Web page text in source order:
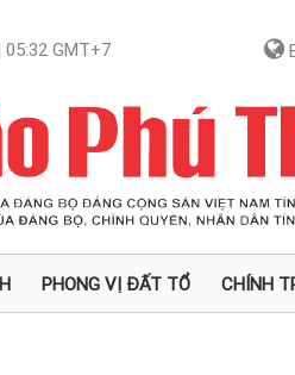
GMT+7
PHONG VỊ ĐẤT TỔ CHÍNH